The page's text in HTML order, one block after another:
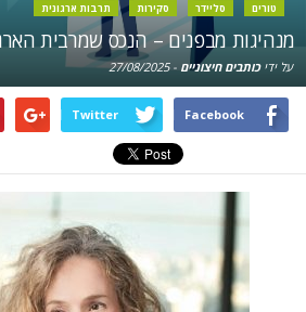
טורים
סליידר סקירות תרבות ארגונית
מנהיגות מבפנים – הנכס שמרבית
על ידיכותבים חיצוניים-
27/08/2025
Facebook
Twitter